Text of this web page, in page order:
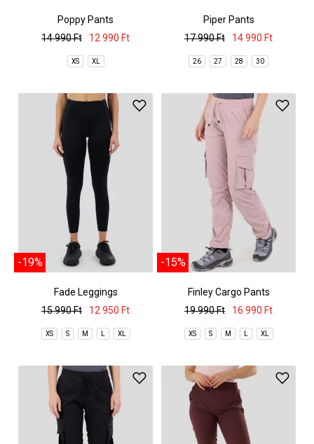
Poppy Pants
14 990 Ft
12 990 Ft
XS XL
Piper Pants
17 990 Ft
14 990 Ft
26 27 28 30
-19%
Fade Leggings
15 990 Ft
12 950 Ft
XS S M L XL
-15%
Finley Cargo Pants
19 990 Ft
16 990 Ft
XS S M L XL